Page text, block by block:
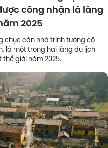
công nhận là làng
2025
chục căn nhà trình tường cổ
là một trong hai làng du lịch
giới năm 2025.